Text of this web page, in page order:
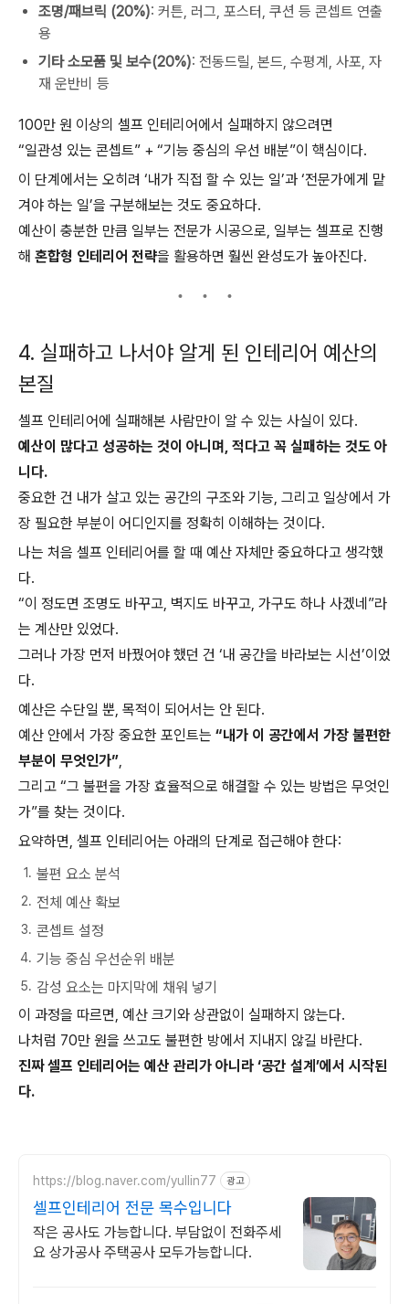
조명/패브릭 (20%): 커튼, 러그, 포스터, 쿠션 등 콘셉트 연출
용
기타 소모품 및 보수(20%): 전동드릴, 본드, 수평계, 사포, 자
재 운반비 등
100만 원 이상의 셀프 인테리어에서 실패하지 않으려면
“일관성 있는 콘셉트” + “기능 중심의 우선 배분”이 핵심이다.
이 단계에서는 오히려 ‘내가 직접 할 수 있는 일’과 ‘전문가에게 맡
겨야 하는 일’을 구분해보는 것도 중요하다.
예산이 충분한 만큼 일부는 전문가 시공으로, 일부는 셀프로 진행
해 혼합형 인테리어 전략을 활용하면 훨씬 완성도가 높아진다.
4. 실패하고 나서야 알게 된 인테리어 예산의
본질
셀프 인테리어에 실패해본 사람만이 알 수 있는 사실이 있다.
예산이 많다고 성공하는 것이 아니며, 적다고 꼭 실패하는 것도 아
니다.
중요한 건 내가 살고 있는 공간의 구조와 기능, 그리고 일상에서 가
장 필요한 부분이 어디인지를 정확히 이해하는 것이다.
나는 처음 셀프 인테리어를 할 때 예산 자체만 중요하다고 생각했
다.
“이 정도면 조명도 바꾸고, 벽지도 바꾸고, 가구도 하나 사겠네”라
는 계산만 있었다.
그러나 가장 먼저 바꿨어야 했던 건 ‘내 공간을 바라보는 시선’이었
다.
예산은 수단일 뿐, 목적이 되어서는 안 된다.
예산 안에서 가장 중요한 포인트는 “내가 이 공간에서 가장 불편한
부분이 무엇인가”,
그리고 “그 불편을 가장 효율적으로 해결할 수 있는 방법은 무엇인
가”를 찾는 것이다.
요약하면, 셀프 인테리어는 아래의 단계로 접근해야 한다:
불편 요소 분석
전체 예산 확보
콘셉트 설정
기능 중심 우선순위 배분
감성 요소는 마지막에 채워 넣기
이 과정을 따르면, 예산 크기와 상관없이 실패하지 않는다.
나처럼 70만 원을 쓰고도 불편한 방에서 지내지 않길 바란다.
진짜 셀프 인테리어는 예산 관리가 아니라 ‘공간 설계’에서 시작된
다.
https://blog.naver.com/yullin77 광고
셀프인테리어 전문 목수입니다
작은 공사도 가능합니다. 부담없이 전화주세
요 상가공사 주택공사 모두가능합니다.